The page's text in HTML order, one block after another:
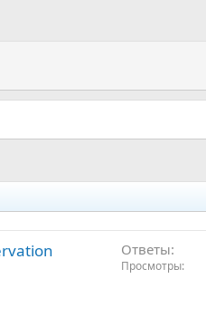
Ответы
Просмотры